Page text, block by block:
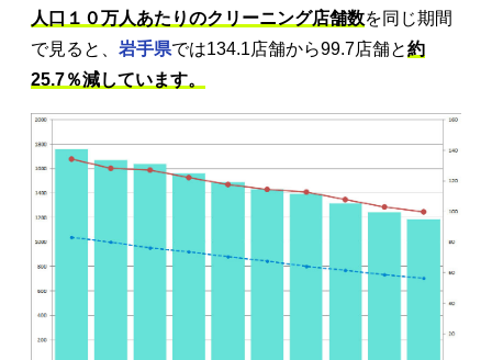
人口１０万人あたりのクリーニング店舗数を同じ期間
で見ると、 岩手県では134.1店舗から99.7店舗と約
25.7％減しています。